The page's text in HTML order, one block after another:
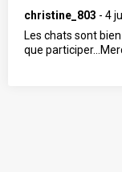
christine_803 - 4
Les chats sont
que